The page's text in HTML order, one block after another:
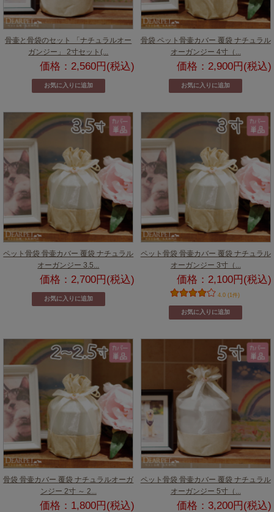
骨壷と骨袋のセット 「ナチュラルオー
ガンジー」 2寸セット(...
価格：2,560円(税込)
骨袋 ペット骨壷カバー 覆袋 ナチュラル
オーガンジー 4寸（...
価格：2,900円(税込)
ペット骨袋 骨壷カバー 覆袋 ナチュラル
オーガンジー 3.5...
価格：2,700円(税込)
ペット骨袋 骨壷カバー 覆袋 ナチュラル
オーガンジー 3寸（...
価格：2,100円(税込)
4.0 (1件)
骨袋 骨壷カバー 覆袋 ナチュラルオーガ
ンジー 2寸 ～ 2...
価格：1,800円(税込)
ペット骨袋 骨壷カバー 覆袋 ナチュラル
オーガンジー 5寸（...
価格：3,200円(税込)